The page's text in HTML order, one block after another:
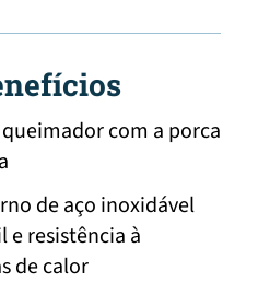
com a porca
de aço inoxidável
e resistência à
de calor